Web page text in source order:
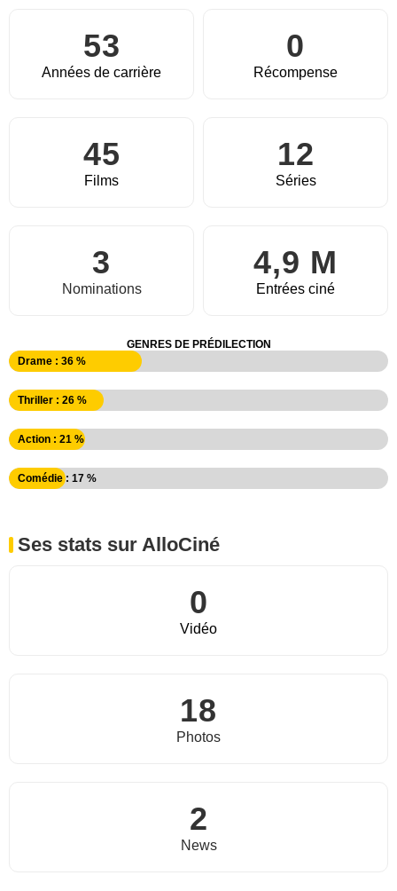
53
Années de carrière
0
Récompense
45
Films
12
Séries
3
Nominations
4,9 M
Entrées ciné
GENRES DE PRÉDILECTION
Drame : 36 %
Thriller : 26 %
Action : 21 %
Comédie : 17 %
Ses stats sur AlloCiné
0
Vidéo
18
Photos
2
News